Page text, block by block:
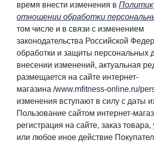
время внести изменения в
отношении обработки
том числе и в связи с изменением
законодательства Российской
обработки и защиты персональных
внесении изменений, актуальная
размещается на сайте интернет-
магазина /www.mfitness-online.ru/
изменения вступают в силу с даты
Пользование сайтом интернет-
регистрация на сайте, заказ товара,
или любое иное действие